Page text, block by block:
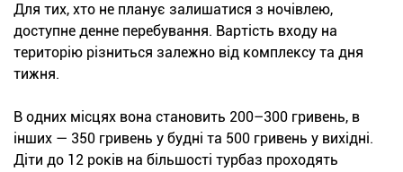
Для тих, хто не планує залишатися з ночівлею,
доступне денне перебування. Вартість входу на
територію різниться залежно від комплексу та дня
тижня.
В одних місцях вона становить 200–300 гривень, в
інших — 350 гривень у будні та 500 гривень у вихідні.
Діти до 12 років на більшості турбаз проходять